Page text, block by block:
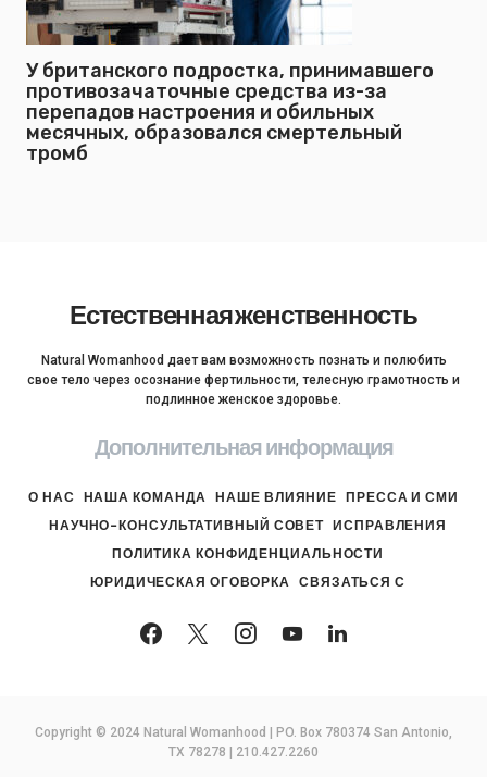
У британского подростка, принимавшего
противозачаточные средства из-за
перепадов настроения и обильных
месячных, образовался смертельный
тромб
Естественная женственность
Natural Womanhood дает вам возможность познать и полюбить
свое тело через осознание фертильности, телесную грамотность и
подлинное женское здоровье.
Дополнительная информация
О НАС НАША КОМАНДА НАШЕ ВЛИЯНИЕ
ПРЕССА И СМИ
НАУЧНО-КОНСУЛЬТАТИВНЫЙ СОВЕТ ИСПРАВЛЕНИЯ
ПОЛИТИКА КОНФИДЕНЦИАЛЬНОСТИ
ЮРИДИЧЕСКАЯ ОГОВОРКА
СВЯЗАТЬСЯ С
Copyright © 2024 Natural Womanhood | PO. Box 780374 San Antonio,
TX 78278 | 210.427.2260